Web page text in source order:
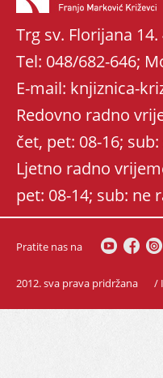
Trg sv. Florijana 14.
Tel: 048/682-646;
E-mail: knjiznica-
Redovno radno
čet, pet: 08-16;
Ljetno radno
pet: 08-14; sub: ne
Pratite nas na
2012. sva prava pridržana /